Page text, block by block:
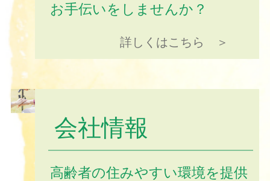
お手伝いをしませんか？
詳しくはこちら ＞
会社情報
高齢者の住みやすい環境を提供